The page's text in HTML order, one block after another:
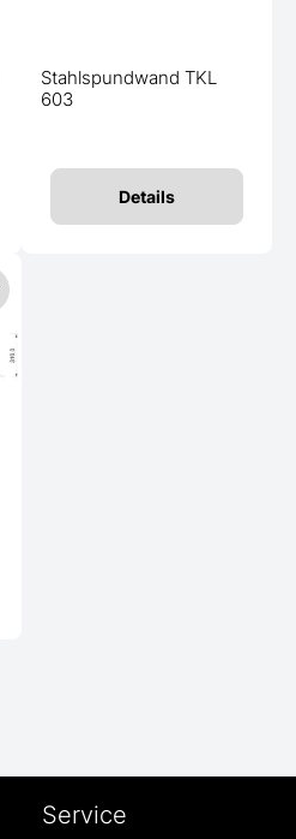
Stahlspundwand TKL
603
Details
Service